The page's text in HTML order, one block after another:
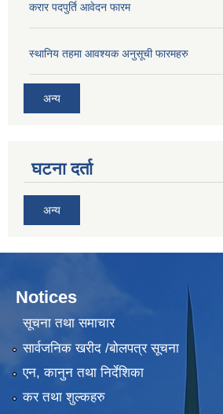
करार पदपुर्ति आवेदन फारम
स्थानिय तहमा आवश्यक अनुसूची फारमहरु
अन्य
घटना दर्ता
अन्य
Notices
सूचना तथा समाचार
सार्वजनिक खरीद /बोलपत्र सूचना
एन, कानुन तथा निर्देशिका
कर तथा शुल्कहरु